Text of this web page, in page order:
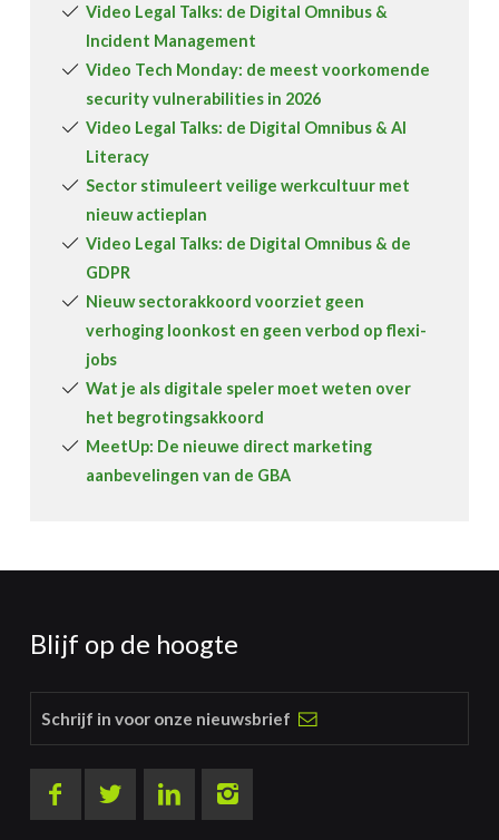
Video Legal Talks: de Digital Omnibus &
Incident Management
Video Tech Monday: de meest voorkomende
security vulnerabilities in 2026
Video Legal Talks: de Digital Omnibus & AI
Literacy
Sector stimuleert veilige werkcultuur met
nieuw actieplan
Video Legal Talks: de Digital Omnibus & de
GDPR
Nieuw sectorakkoord voorziet geen
verhoging loonkost en geen verbod op flexi-
jobs
Wat je als digitale speler moet weten over
het begrotingsakkoord
MeetUp: De nieuwe direct marketing
aanbevelingen van de GBA
Blijf op de hoogte
Schrijf in voor onze nieuwsbrief